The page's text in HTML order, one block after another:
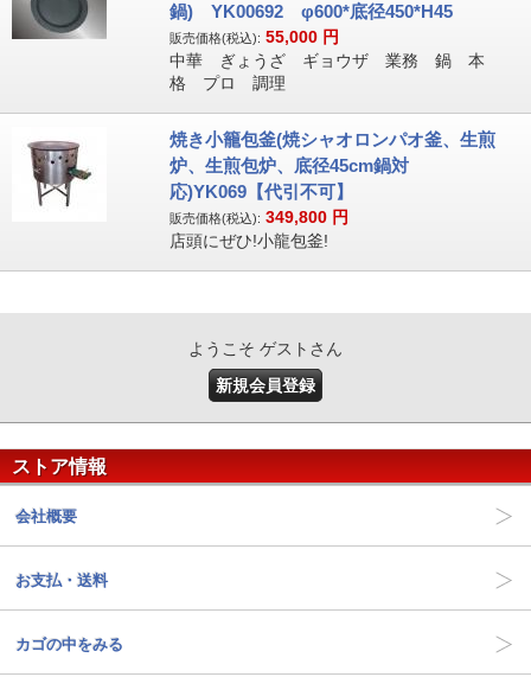
鍋) YK00692 φ600*底径450*H45
販売価格(税込): 55,000 円
中華 ぎょうざ ギョウザ 業務 鍋 本
格 プロ 調理
焼き小籠包釜(焼シャオロンパオ釜、生煎
炉、生煎包炉、底径45cm鍋対
応)YK069【代引不可】
販売価格(税込): 349,800 円
店頭にぜひ!小龍包釜!
ようこそ ゲストさん
新規会員登録
ストア情報
会社概要
お支払・送料
カゴの中をみる